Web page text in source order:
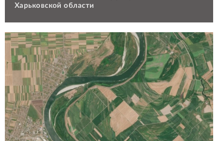
Харьковской области